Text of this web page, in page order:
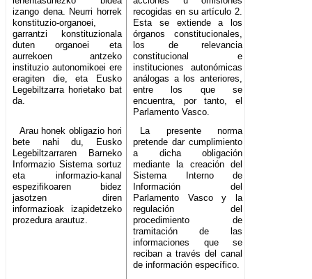
izango dena. Neurri horrek
konstituzio-organoei,
garrantzi konstituzionala
duten organoei eta
aurrekoen antzeko
instituzio autonomikoei ere
eragiten die, eta Eusko
Legebiltzarra horietako bat
da.
recogidas en su artículo 2.
Esta se extiende a los
órganos constitucionales,
los de relevancia
constitucional e
instituciones autonómicas
análogas a los anteriores,
entre los que se
encuentra, por tanto, el
Parlamento Vasco.
Arau honek obligazio hori
bete nahi du, Eusko
Legebiltzarraren Barneko
Informazio Sistema sortuz
eta informazio-kanal
espezifikoaren bidez
jasotzen diren
informazioak izapidetzeko
prozedura arautuz.
La presente norma
pretende dar cumplimiento
a dicha obligación
mediante la creación del
Sistema Interno de
Información del
Parlamento Vasco y la
regulación del
procedimiento de
tramitación de las
informaciones que se
reciban a través del canal
de información específico.